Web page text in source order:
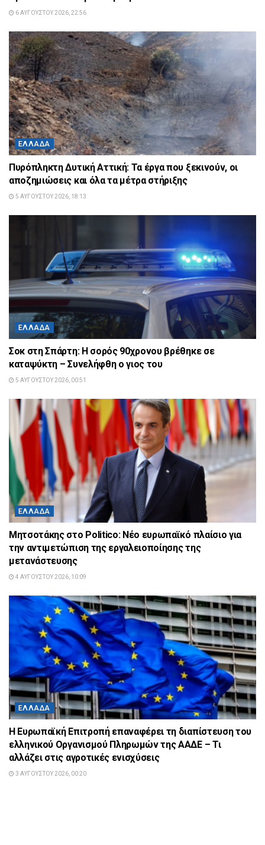
6 ΑΥΓΟΎΣΤΟΥ 2026, 22:56
ΕΛΛΆΔΑ
Πυρόπληκτη Δυτική Αττική: Τα έργα που ξεκινούν, οι
αποζημιώσεις και όλα τα μέτρα στήριξης
5 ΑΥΓΟΎΣΤΟΥ 2026, 18:13
ΕΛΛΆΔΑ
Σοκ στη Σπάρτη: Η σορός 90χρονου βρέθηκε σε
καταψύκτη – Συνελήφθη ο γιος του
5 ΑΥΓΟΎΣΤΟΥ 2026, 00:51
ΕΛΛΆΔΑ
Μητσοτάκης στο Politico: Νέο ευρωπαϊκό πλαίσιο για
την αντιμετώπιση της εργαλειοποίησης της
μετανάστευσης
4 ΑΥΓΟΎΣΤΟΥ 2026, 10:09
ΕΛΛΆΔΑ
Η Ευρωπαϊκή Επιτροπή επαναφέρει τη διαπίστευση του
ελληνικού Οργανισμού Πληρωμών της ΑΑΔΕ – Τι
αλλάζει στις αγροτικές ενισχύσεις
3 ΑΥΓΟΎΣΤΟΥ 2026, 00:20